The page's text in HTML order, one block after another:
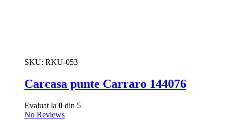
SKU: RKU-053
Carcasa punte Carraro 144076
Evaluat la 0 din 5
No Reviews